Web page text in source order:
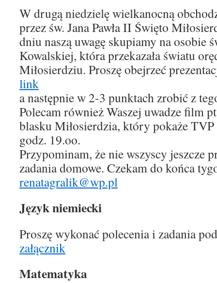
W drugą niedzielę wielkanocną
przez św. Jana Pawła II Święto
dniu naszą uwagę skupiamy na osobie
Kowalskiej, która przekazała światu
Miłosierdziu. Proszę obejrzeć
link
a następnie w 2-3 punktach zrobić z
Polecam również Waszej uwadze film
blasku Miłosierdzia, który pokaże
godz. 19.oo.
Przypominam, że nie wszyscy jeszcze
zadania domowe. Czekam do końca
renatagralik@wp.pl
Język niemiecki
Proszę wykonać polecenia i zadania
załącznik
Matematyka